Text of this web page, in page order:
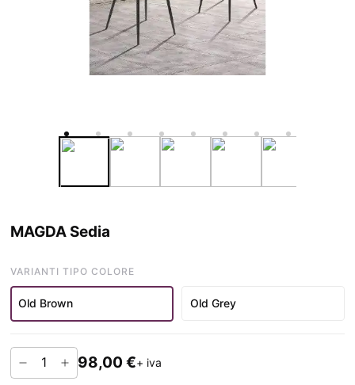
MAGDA Sedia
VARIANTI TIPO COLORE
Old Brown Old Grey
98,00 €+ iva